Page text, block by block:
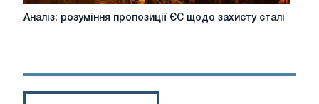
Аналіз:
розуміння
Аналіз: розуміння пропозиції ЄС щодо захисту сталі